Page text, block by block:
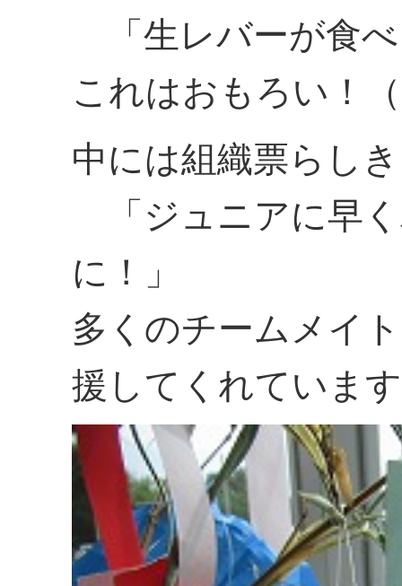
「生レバーが食
これはおもろい！
中には組織票らし
「ジュニアに早
に！」
多くのチームメイ
援してくれていま